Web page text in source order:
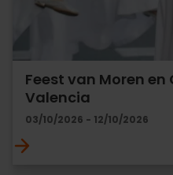
Feest van Moren
Valencia
03/10/2026 - 12/10/2026